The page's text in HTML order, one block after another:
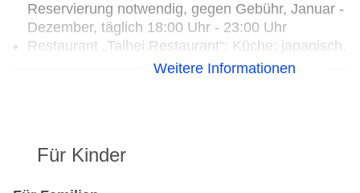
Reservierung notwendig, gegen Gebühr, Januar -
Dezember, täglich 18:00 Uhr - 23:00 Uhr
Restaurant „Taihei Restaurant“: Küche: japanisch,
Teppanyaki, Sushi, Diätküche: gegen Gebühr,
Dezember, täglich 11:30 Uhr - 14:00 Uhr
Weitere Informationen
Für Kinder